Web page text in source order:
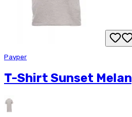
Payper
T-Shirt Sunset